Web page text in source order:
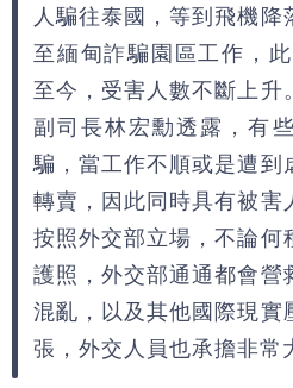
重」 1細節避而
蔣萬安民調只贏5
媒體人嘆：真的該
97萬網紅「肥大
影曝 網驚覺不對
慈濟被騙10億！
勝：時間久看出睿
白海豚今下午2點
高是這縣市
人騙往泰國，等到飛機
至緬甸詐騙園區工作，
至今，受害人數不斷上升
副司長林宏勳透露，有
騙，當工作不順或是遭到
轉賣，因此同時具有被害
按照外交部立場，不論何
護照，外交部通通都會營
混亂，以及其他國際現實
張，外交人員也承擔非常